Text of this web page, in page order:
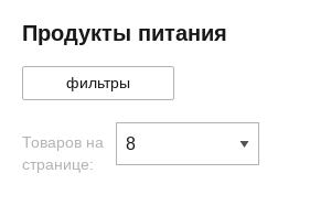
Продукты питания
фильтры
Товаров на
странице: